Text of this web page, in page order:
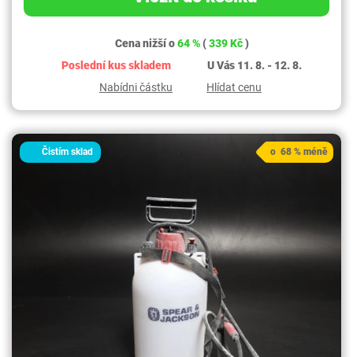
Cena nižší o64 %(339 Kč)
Poslední kus skladem
U Vás 11. 8. - 12. 8.
Nabídni částku
Hlídat cenu
Čistím sklad o 68 % méně